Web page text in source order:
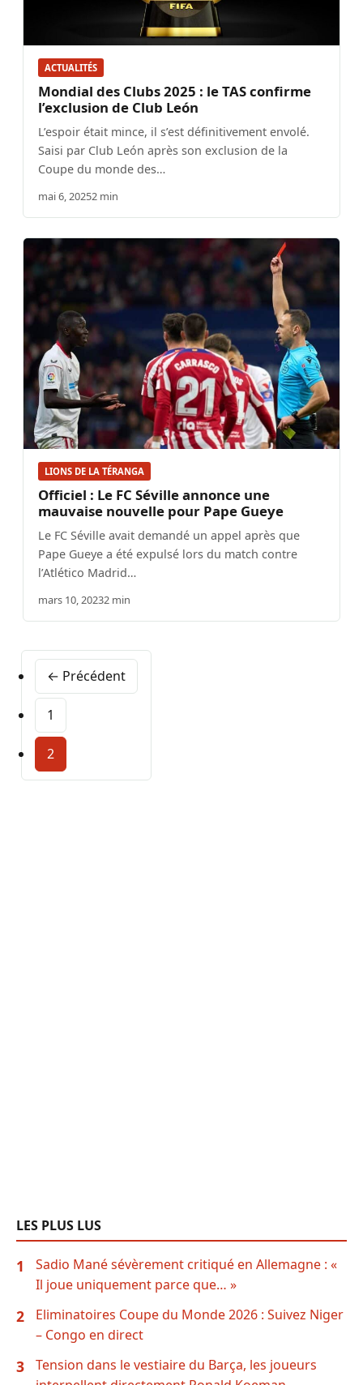
ACTUALITÉS
Mondial des Clubs 2025 : le TAS confirme
l’exclusion de Club León
L’espoir était mince, il s’est définitivement envolé.
Saisi par Club León après son exclusion de la
Coupe du monde des…
mai 6, 20252 min
LIONS DE LA TÉRANGA
Officiel : Le FC Séville annonce une
mauvaise nouvelle pour Pape Gueye
Le FC Séville avait demandé un appel après que
Pape Gueye a été expulsé lors du match contre
l’Atlético Madrid…
mars 10, 20232 min
← Précédent
1
2
LES PLUS LUS
1
Sadio Mané sévèrement critiqué en Allemagne : «
Il joue uniquement parce que… »
2
Eliminatoires Coupe du Monde 2026 : Suivez Niger
– Congo en direct
3
Tension dans le vestiaire du Barça, les joueurs